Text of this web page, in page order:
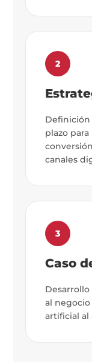
2
Definición
plazo
canales
3
Caso
al
artificial al